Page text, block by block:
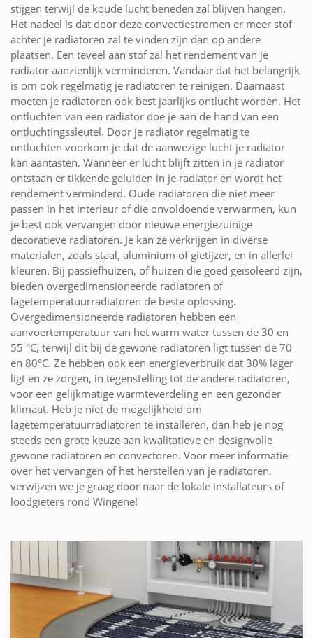
stijgen terwijl de koude lucht beneden zal blijven hangen.
Het nadeel is dat door deze convectiestromen er meer stof
achter je radiatoren zal te vinden zijn dan op andere
plaatsen. Een teveel aan stof zal het rendement van je
radiator aanzienlijk verminderen. Vandaar dat het belangrijk
is om ook regelmatig je radiatoren te reinigen. Daarnaast
moeten je radiatoren ook best jaarlijks ontlucht worden. Het
ontluchten van een radiator doe je aan de hand van een
ontluchtingssleutel. Door je radiator regelmatig te
ontluchten voorkom je dat de aanwezige lucht je radiator
kan aantasten. Wanneer er lucht blijft zitten in je radiator
ontstaan er tikkende geluiden in je radiator en wordt het
rendement verminderd. Oude radiatoren die niet meer
passen in het interieur of die onvoldoende verwarmen, kun
je best ook vervangen door nieuwe energiezuinige
decoratieve radiatoren. Je kan ze verkrijgen in diverse
materialen, zoals staal, aluminium of gietijzer, en in allerlei
kleuren. Bij passiefhuizen, of huizen die goed geïsoleerd zijn,
bieden overgedimensioneerde radiatoren of
lagetemperatuurradiatoren de beste oplossing.
Overgedimensioneerde radiatoren hebben een
aanvoertemperatuur van het warm water tussen de 30 en
55 °C, terwijl dit bij de gewone radiatoren ligt tussen de 70
en 80°C. Ze hebben ook een energieverbruik dat 30% lager
ligt en ze zorgen, in tegenstelling tot de andere radiatoren,
voor een gelijkmatige warmteverdeling en een gezonder
klimaat. Heb je niet de mogelijkheid om
lagetemperatuurradiatoren te installeren, dan heb je nog
steeds een grote keuze aan kwalitatieve en designvolle
gewone radiatoren en convectoren. Voor meer informatie
over het vervangen of het herstellen van je radiatoren,
verwijzen we je graag door naar de lokale installateurs of
loodgieters rond Wingene!